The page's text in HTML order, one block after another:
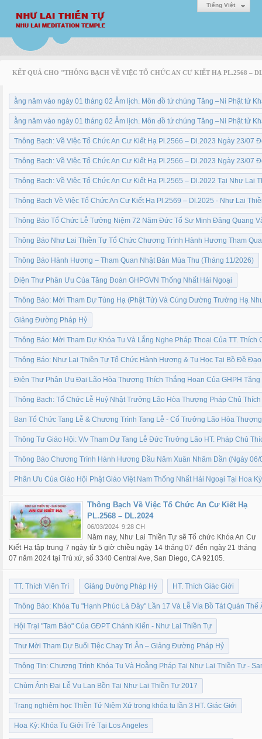
Tiếng Việt
KẾT QUẢ CHO "THÔNG BẠCH VỀ VIỆC TỔ CHỨC AN CƯ KIẾT HẠ PL.2568 –
ằng năm vào ngày 01 tháng 02 Âm lịch. Môn đồ tứ chúng Tăng –Ni Phật tử
ằng năm vào ngày 01 tháng 02 Âm lịch. Môn đồ tứ chúng Tăng –Ni Phật tử
Thông Bạch: Về Việc Tổ Chức An Cư Kiết Hạ Pl.2566 – Dl.2023 Ngày 23/07
Thông Bạch: Về Việc Tổ Chức An Cư Kiết Hạ Pl.2566 – Dl.2023 Ngày 23/07
Thông Bạch: Về Việc Tổ Chức An Cư Kiết Hạ Pl.2565 – Dl.2022 Tại Như Lai
Thông Bạch Về Việc Tổ Chức An Cư Kiết Hạ Pl.2569 – Dl.2025 - Như Lai
Thông Báo Tổ Chức Lễ Tưởng Niệm 72 Năm Đức Tổ Sư Minh Đăng Quang
Thông Báo Như Lai Thiền Tự Tổ Chức Chương Trình Hành Hương Tham
Thông Báo Hành Hương – Tham Quan Nhật Bản Mùa Thu (Tháng 11/2026)
Điện Thư Phân Ưu Của Tăng Đoàn GHPGVN Thống Nhất Hải Ngoại
Thông Báo: Mời Tham Dự Tùng Hạ (Phật Tử) Và Cúng Dường Trường Hạ
Giảng Đường Pháp Hỷ
Thông Báo: Mời Tham Dự Khóa Tu Và Lắng Nghe Pháp Thoại Của TT. Thích
Thông Báo: Như Lai Thiền Tự Tổ Chức Hành Hương & Tu Học Tại Bồ Đề
Điện Thư Phân Ưu Đại Lão Hòa Thượng Thích Thắng Hoan Của GHPH Tăng
Thông Bạch: Tổ Chức Lễ Huý Nhật Trưởng Lão Hòa Thượng Pháp Chủ
Ban Tổ Chức Tang Lễ & Chương Trình Tang Lễ - Cố Trưởng Lão Hòa
Thông Tư Giáo Hội: V/v Tham Dự Tang Lễ Đức Trưởng Lão HT. Pháp Chủ
Thông Báo Chương Trình Hành Hương Đầu Năm Xuân Nhâm Dần (Ngày 06/
Phân Ưu Của Giáo Hội Phật Giáo Việt Nam Thống Nhất Hải Ngoại Tại Hoa Kỳ
Thông Bạch Về Việc Tổ Chức An Cư Kiết Hạ
PL.2568 – DL.2024
06/03/2024 9:28 CH
Năm nay, Như Lai Thiền Tự sẽ Tổ chức Khóa An Cư
Kiết Hạ tập trung 7 ngày từ 5 giờ chiều ngày 14 tháng 07 đến ngày 21 tháng
07 năm 2024 tại Trú xứ, số 3340 Central Ave, San Diego, CA 92105.
TT. Thích Viên Trí Giảng Đường Pháp Hỷ HT. Thích Giác Giới
Thông Báo: Khóa Tu "Hạnh Phúc Là Đây" Lần 17 Và Lễ Vía Bồ Tát Quán Thế
Hội Trại "Tam Bảo" Của GĐPT Chánh Kiến - Như Lai Thiền Tự
Thư Mời Tham Dự Buổi Tiệc Chay Tri Ân – Giảng Đường Pháp Hỷ
Thông Tin: Chương Trình Khóa Tu Và Hoằng Pháp Tại Như Lai Thiền Tự -
Chùm Ảnh Đại Lễ Vu Lan Bồn Tại Như Lai Thiền Tự 2017
Trang nghiêm học Thiền Tứ Niệm Xứ trong khóa tu lần 3 HT. Giác Giới
Hoa Kỳ: Khóa Tu Giới Trẻ Tại Los Angeles